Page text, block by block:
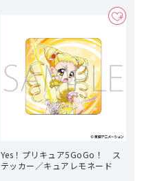
Yes！プリキュア5GoGo！ ス
テッカー／キュアレモネード